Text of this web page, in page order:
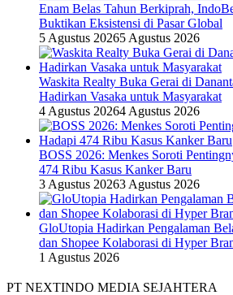
Enam Belas Tahun Berkiprah,
Buktikan Eksistensi di Pasar Global
5 Agustus 20265 Agustus 2026
Waskita Realty Buka Gerai di
Hadirkan Vasaka untuk Masyarakat
4 Agustus 20264 Agustus 2026
BOSS 2026: Menkes Soroti
474 Ribu Kasus Kanker Baru
3 Agustus 20263 Agustus 2026
GloUtopia Hadirkan Pengalaman
dan Shopee Kolaborasi di Hyper
1 Agustus 2026
PT NEXTINDO MEDIA SEJAHTERA